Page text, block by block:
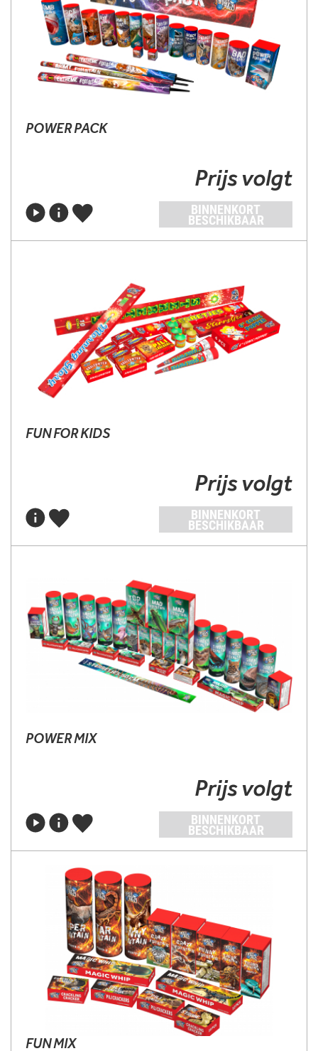
POWER PACK
Prijs volgt
BINNENKORT
BESCHIKBAAR
FUN FOR KIDS
Prijs volgt
BINNENKORT
BESCHIKBAAR
POWER MIX
Prijs volgt
BINNENKORT
BESCHIKBAAR
FUN MIX